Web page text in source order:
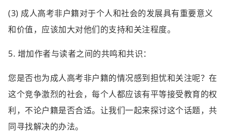
(3) 成人高考非户籍对于个人和社会的发展具有重要意义
和价值，应该加大对他们的支持和关注程度。
5. 增加作者与读者之间的共鸣和共识：
您是否也为成人高考非户籍的情况感到担忧和关注呢？在
这个竞争激烈的社会，每个人都应该有平等接受教育的权
利，不论户籍是否合适。让我们一起来探讨这个话题，共
同寻找解决的办法。